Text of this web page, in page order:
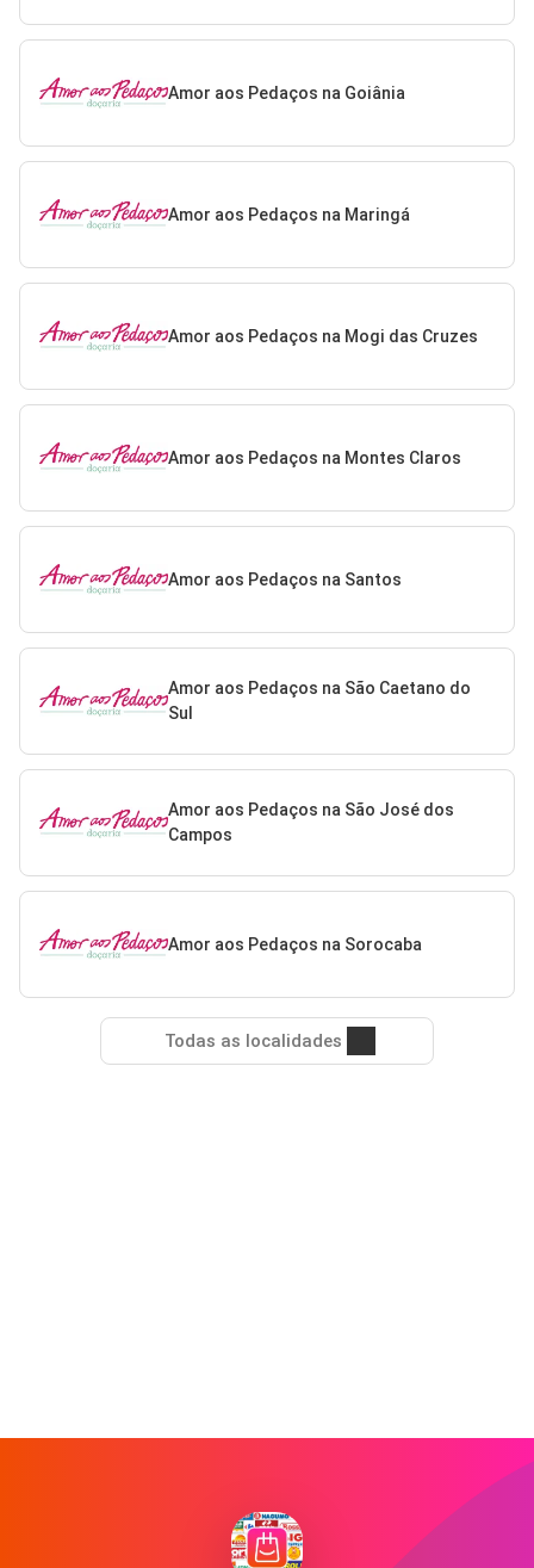
Amor aos Pedaços na Goiânia
Amor aos Pedaços na Maringá
Amor aos Pedaços na Mogi das Cruzes
Amor aos Pedaços na Montes Claros
Amor aos Pedaços na Santos
Amor aos Pedaços na São Caetano do
Sul
Amor aos Pedaços na São José dos
Campos
Amor aos Pedaços na Sorocaba
Todas as localidades